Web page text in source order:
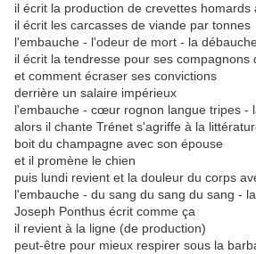
il écrit la production de crevettes homards
il écrit les carcasses de viande par tonnes
l'embauche - l'odeur de mort - la
il écrit la tendresse pour ses compagnons
et comment écraser ses convictions
derrière un salaire impérieux
l'embauche - cœur rognon langue tripes -
alors il chante Trénet s'agriffe à la
boit du champagne avec son épouse
et il promène le chien
puis lundi revient et la douleur du corps
l'embauche - du sang du sang du sang -
Joseph Ponthus écrit comme ça
il revient à la ligne (de production)
peut-être pour mieux respirer sous la